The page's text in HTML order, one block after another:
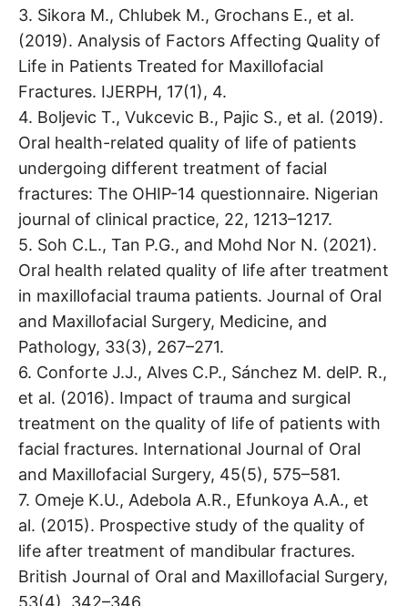
3. Sikora M., Chlubek M., Grochans E., et al.
(2019). Analysis of Factors Affecting Quality of
Life in Patients Treated for Maxillofacial
Fractures. IJERPH, 17(1), 4.
4. Boljevic T., Vukcevic B., Pajic S., et al. (2019).
Oral health-related quality of life of patients
undergoing different treatment of facial
fractures: The OHIP-14 questionnaire. Nigerian
journal of clinical practice, 22, 1213–1217.
5. Soh C.L., Tan P.G., and Mohd Nor N. (2021).
Oral health related quality of life after treatment
in maxillofacial trauma patients. Journal of Oral
and Maxillofacial Surgery, Medicine, and
Pathology, 33(3), 267–271.
6. Conforte J.J., Alves C.P., Sánchez M. delP. R.,
et al. (2016). Impact of trauma and surgical
treatment on the quality of life of patients with
facial fractures. International Journal of Oral
and Maxillofacial Surgery, 45(5), 575–581.
7. Omeje K.U., Adebola A.R., Efunkoya A.A., et
al. (2015). Prospective study of the quality of
life after treatment of mandibular fractures.
British Journal of Oral and Maxillofacial Surgery,
53(4), 342–346.